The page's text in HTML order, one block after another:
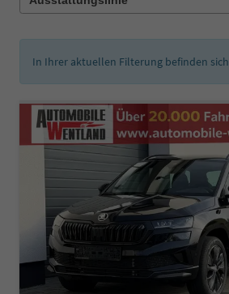
In Ihrer aktuellen Filterung befinden sich